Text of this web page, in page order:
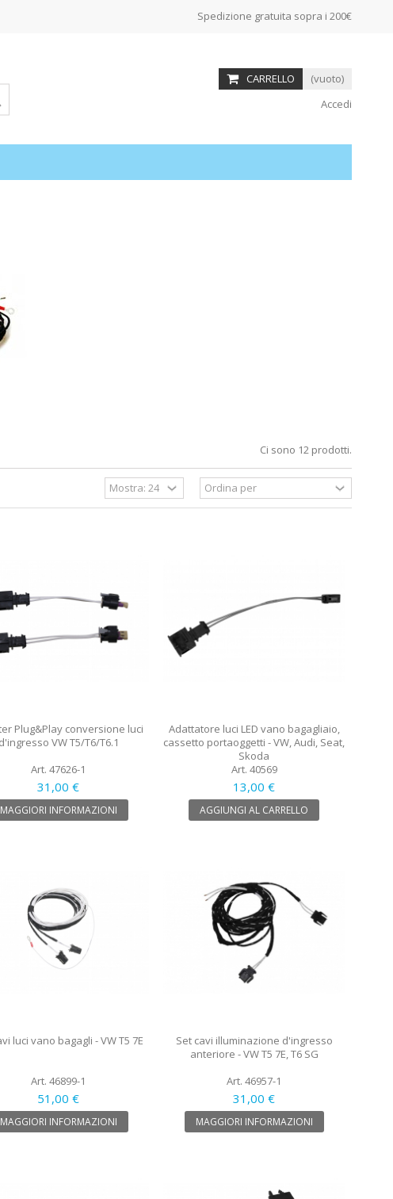
Spedizione gratuita sopra i 200€
CARRELLO
(vuoto)
Accedi
Ci sono 12 prodotti.
Plug&Play conversione luci
d'ingresso VW T5/T6/T6.1
Art. 47626-1
31,00 €
MAGGIORI INFORMAZIONI
Adattatore luci LED vano bagagliaio,
cassetto portaoggetti - VW, Audi, Seat,
Skoda
Art. 40569
13,00 €
AGGIUNGI AL CARRELLO
luci vano bagagli - VW T5 7E
Art. 46899-1
51,00 €
MAGGIORI INFORMAZIONI
Set cavi illuminazione d'ingresso
anteriore - VW T5 7E, T6 SG
Art. 46957-1
31,00 €
MAGGIORI INFORMAZIONI